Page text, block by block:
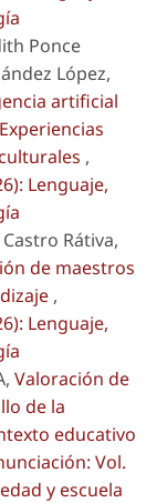
Ponce
López,
artificial
,
Lenguaje,
Rátiva,
de maestros
,
Lenguaje,
Valoración de
de la
educativo
Vol.
y escuela